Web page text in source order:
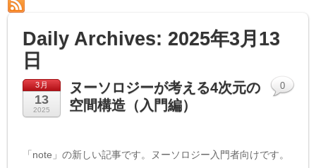
Daily Archives: 2025年3月13
日
3月
13
2025
ヌーソロジーが考える4次元の
空間構造（入門編）
「note」の新しい記事です。ヌーソロジー入門者向けです。
0